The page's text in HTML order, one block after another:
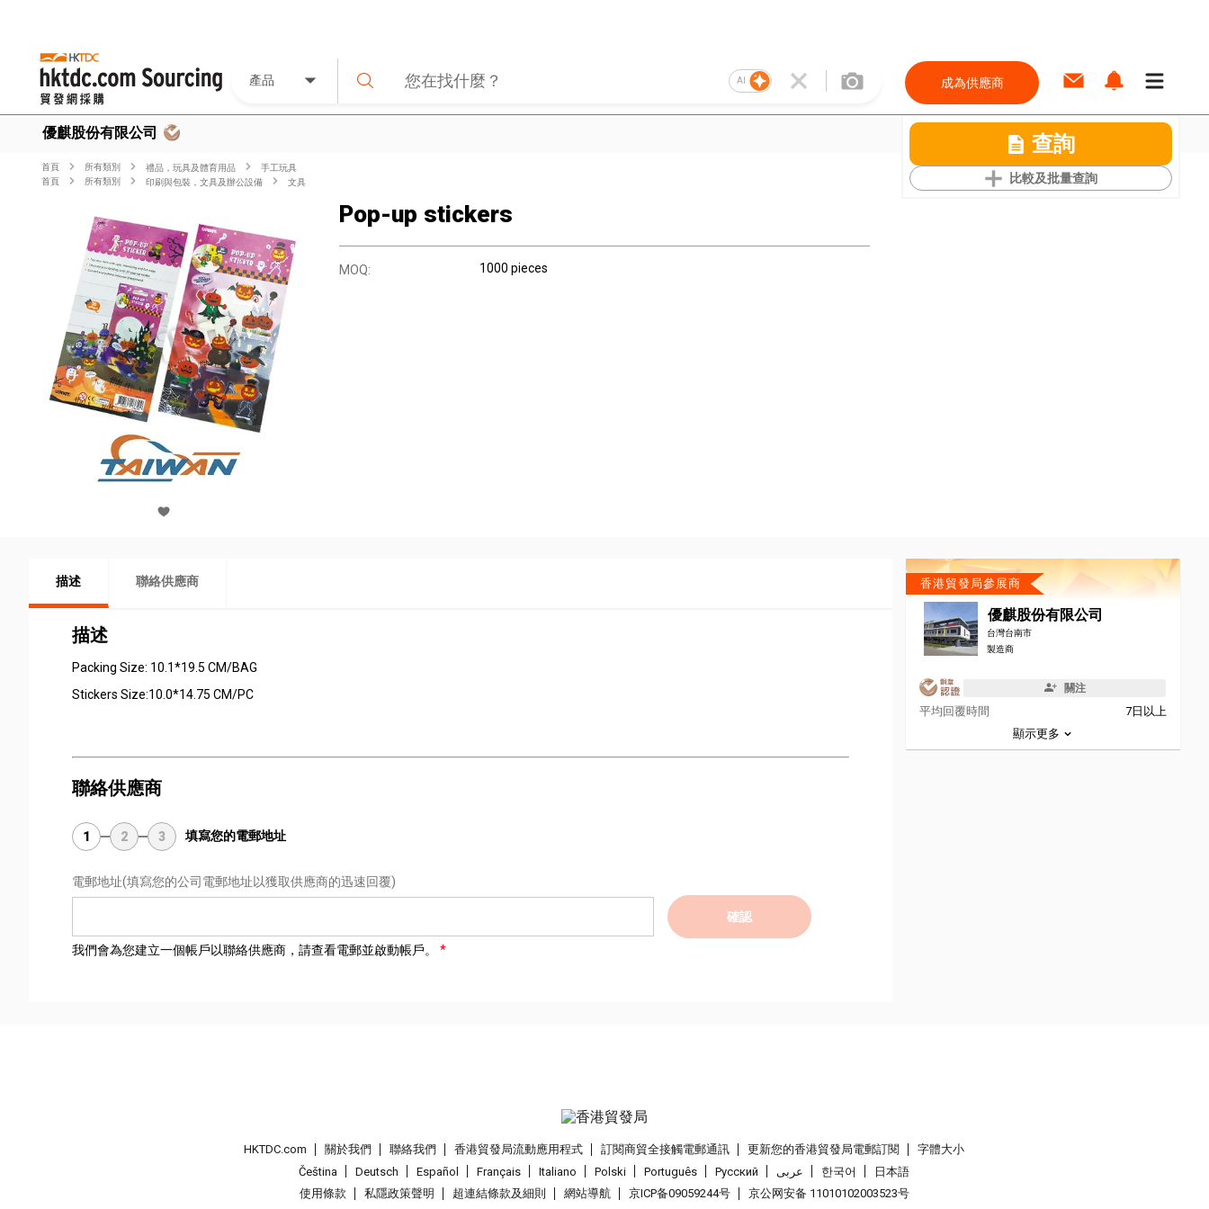
產品 AI 成為供應商
優麒股份有限公司 查詢
比較及批量查詢
首頁 所有類別 禮品，玩具及體育用品
手工玩具
首頁
所有類別 印刷與包裝，文具及辦公設備 文具
Pop-up stickers
MOQ: 1000 pieces
描述 聯絡供應商
描述
Packing Size: 10.1*19.5 CM/BAG
Stickers Size:10.0*14.75 CM/PC
聯絡供應商
1 2 3 填寫您的電郵地址
電郵地址(填寫您的公司電郵地址以獲取供應商的迅速回覆)
確認
我們會為您建立一個帳戶以聯絡供應商，請查看電郵並啟動帳戶。
香港貿發局參展商
優麒股份有限公司
台灣台南市
製造商
關注
平均回覆時間
7日以上
顯示更多
HKTDC.com 關於我們 聯絡我們 香港貿發局流動應用程式 訂閱商貿全接觸電郵通訊 更新您的香港貿發局電郵訂閱
字體大小
Čeština
Deutsch Español Français Italiano Polski Português Pусский عربى 한국어
日本語
使用條款
私隱政策聲明 超連結條款及細則 網站導航 京ICP备09059244号 京公网安备 11010102003523号